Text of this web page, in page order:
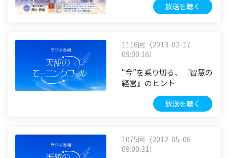
放送を聴く
1116回（2013-02-17
09:00:16）
“今”を乗り切る、『智慧の
経営』のヒント
放送を聴く
1075回（2012-05-06
09:00:31）